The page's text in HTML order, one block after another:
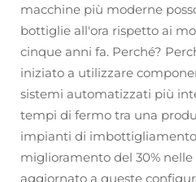
macchine più moderne
bottiglie all'ora rispetto ai
cinque anni fa. Perché?
iniziato a utilizzare
sistemi automatizzati più
tempi di fermo tra una
impianti di
miglioramento del 30%
aggiornato a queste